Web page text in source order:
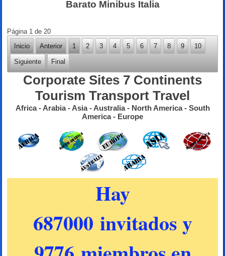
Barato Minibus Italia
Página 1 de 20
Inicio
Anterior 1 2 3 4 5 6 7 8 9 10
Siguiente Final
Corporate Sites 7 Continents
Tourism Transport Travel
Africa - Arabia - Asia - Australia - North America - South
America - Europe
Hay
687000 invitados y